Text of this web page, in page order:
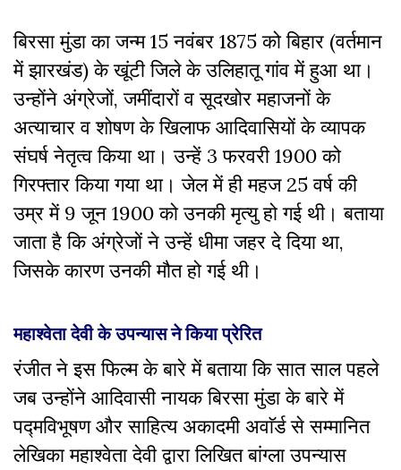
बिरसा मुंडा का जन्म 15 नवंबर 1875 को बिहार (वर्तमान
में झारखंड) के खूंटी जिले के उलिहातू गांव में हुआ था।
उन्होंने अंग्रेजों, जमींदारों व सूदखोर महाजनों के
अत्याचार व शोषण के खिलाफ आदिवासियों के व्यापक
संघर्ष नेतृत्व किया था। उन्हें 3 फरवरी 1900 को
गिरफ्तार किया गया था। जेल में ही महज 25 वर्ष की
उम्र में 9 जून 1900 को उनकी मृत्यु हो गई थी। बताया
जाता है कि अंग्रेजों ने उन्हें धीमा जहर दे दिया था,
जिसके कारण उनकी मौत हो गई थी।
महाश्वेता देवी के उपन्यास ने किया प्रेरित
रंजीत ने इस फिल्म के बारे में बताया कि सात साल पहले
जब उन्होंने आदिवासी नायक बिरसा मुंडा के बारे में
पद्मविभूषण और साहित्य अकादमी अवाॅर्ड से सम्मानित
लेखिका महाश्वेता देवी द्वारा लिखित बांग्ला उपन्यास